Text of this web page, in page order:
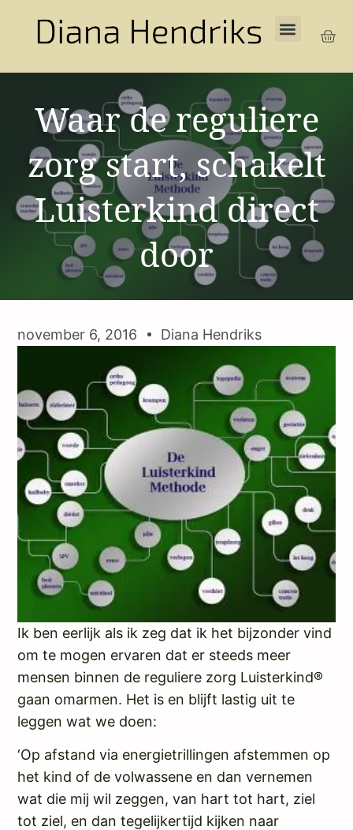
Waar de reguliere
zorg start, schakelt
Luisterkind direct
door
november 6, 2016 Diana Hendriks
Ik ben eerlijk als ik zeg dat ik het bijzonder vind
om te mogen ervaren dat er steeds meer
mensen binnen de reguliere zorg Luisterkind®
gaan omarmen. Het is en blijft lastig uit te
leggen wat we doen:
‘Op afstand via energietrillingen afstemmen op
het kind of de volwassene en dan vernemen
wat die mij wil zeggen, van hart tot hart, ziel
tot ziel, en dan tegelijkertijd kijken naar